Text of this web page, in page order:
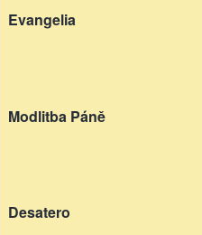
Evangelia
Modlitba Páně
Desatero